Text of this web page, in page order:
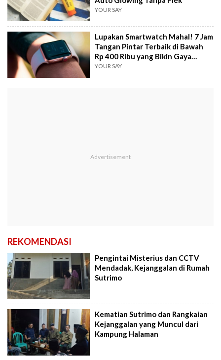
YOUR SAY
Lupakan Smartwatch Mahal! 7 Jam
Tangan Pintar Terbaik di Bawah
Rp 400 Ribu yang Bikin Gaya
Maksimal
YOUR SAY
REKOMENDASI
Pengintai Misterius dan CCTV
Mendadak, Kejanggalan di Rumah
Sutrimo
Kematian Sutrimo dan Rangkaian
Kejanggalan yang Muncul dari
Kampung Halaman